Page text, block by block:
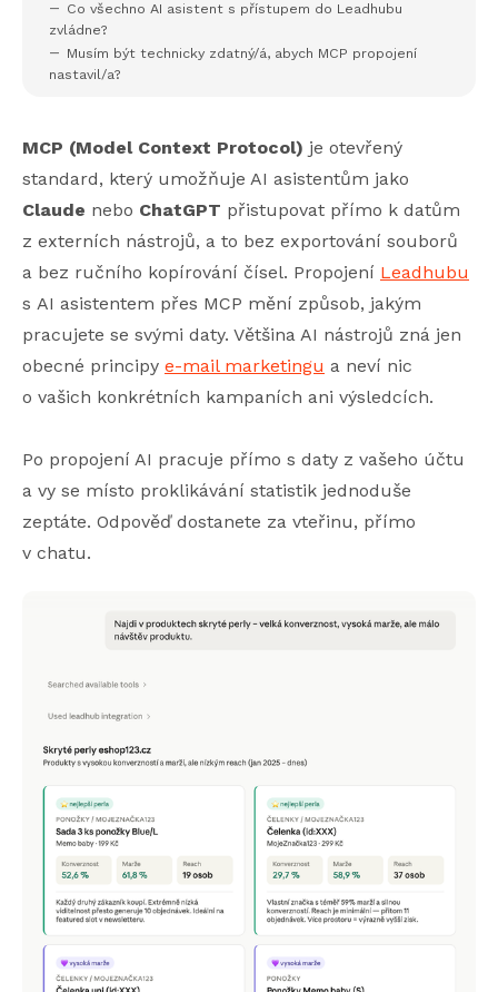
Co všechno AI asistent s přístupem do Leadhubu
zvládne?
Musím být technicky zdatný/á, abych MCP propojení
nastavil/a?
MCP (Model Context Protocol) je otevřený
standard, který umožňuje AI asistentům jako
Claude nebo ChatGPT přistupovat přímo k datům
z externích nástrojů, a to bez exportování souborů
a bez ručního kopírování čísel. Propojení Leadhubu
s AI asistentem přes MCP mění způsob, jakým
pracujete se svými daty. Většina AI nástrojů zná jen
obecné principy e-mail marketingu a neví nic
o vašich konkrétních kampaních ani výsledcích.
Po propojení AI pracuje přímo s daty z vašeho účtu
a vy se místo proklikávání statistik jednoduše
zeptáte. Odpověď dostanete za vteřinu, přímo
v chatu.